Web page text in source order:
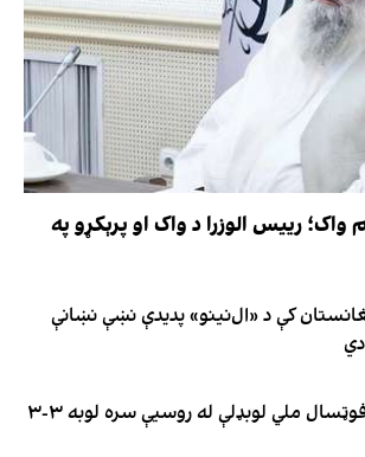
رییس الوزرا د واک او پرېکړو په
کې د «ال‌نینو» پدیدې نښې نښانې
د افغانستان فوټسال ملي لوبډلې له روسیې سره لوبه ۳-۳